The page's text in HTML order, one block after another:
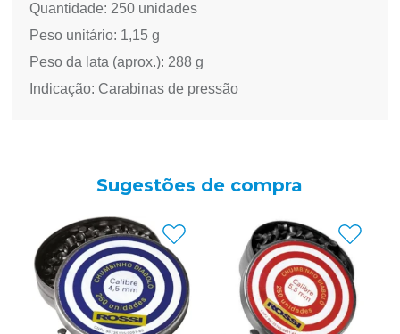
Quantidade: 250 unidades
Peso unitário: 1,15 g
Peso da lata (aprox.): 288 g
Indicação: Carabinas de pressão
Sugestões de compra